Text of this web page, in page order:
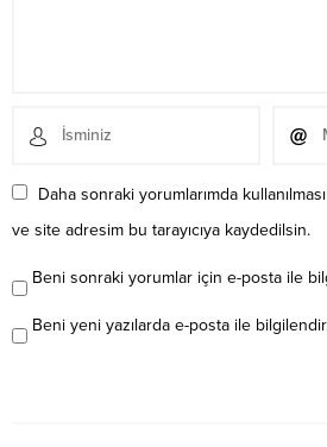
Daha sonraki yorumlarımda
ve site adresim bu tarayıcıya kaydedilsin.
Beni sonraki yorumlar için e-posta ile
Beni yeni yazılarda e-posta ile